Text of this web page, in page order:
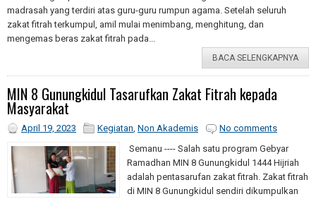
madrasah yang terdiri atas guru-guru rumpun agama. Setelah seluruh
zakat fitrah terkumpul, amil mulai menimbang, menghitung, dan
mengemas beras zakat fitrah pada...
BACA SELENGKAPNYA
MIN 8 Gunungkidul Tasarufkan Zakat Fitrah kepada
Masyarakat
April 19, 2023 Kegiatan, Non Akademis
No comments
Semanu ---- Salah satu program Gebyar
Ramadhan MIN 8 Gunungkidul 1444 Hijriah
adalah pentasarufan zakat fitrah. Zakat fitrah
di MIN 8 Gunungkidul sendiri dikumpulkan